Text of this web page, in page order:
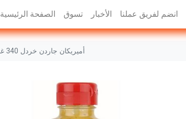
الصفحة الرئيسية تسوق الأخبار انضم لفريق عملنا
أميريكان جاردن خردل 340 غم